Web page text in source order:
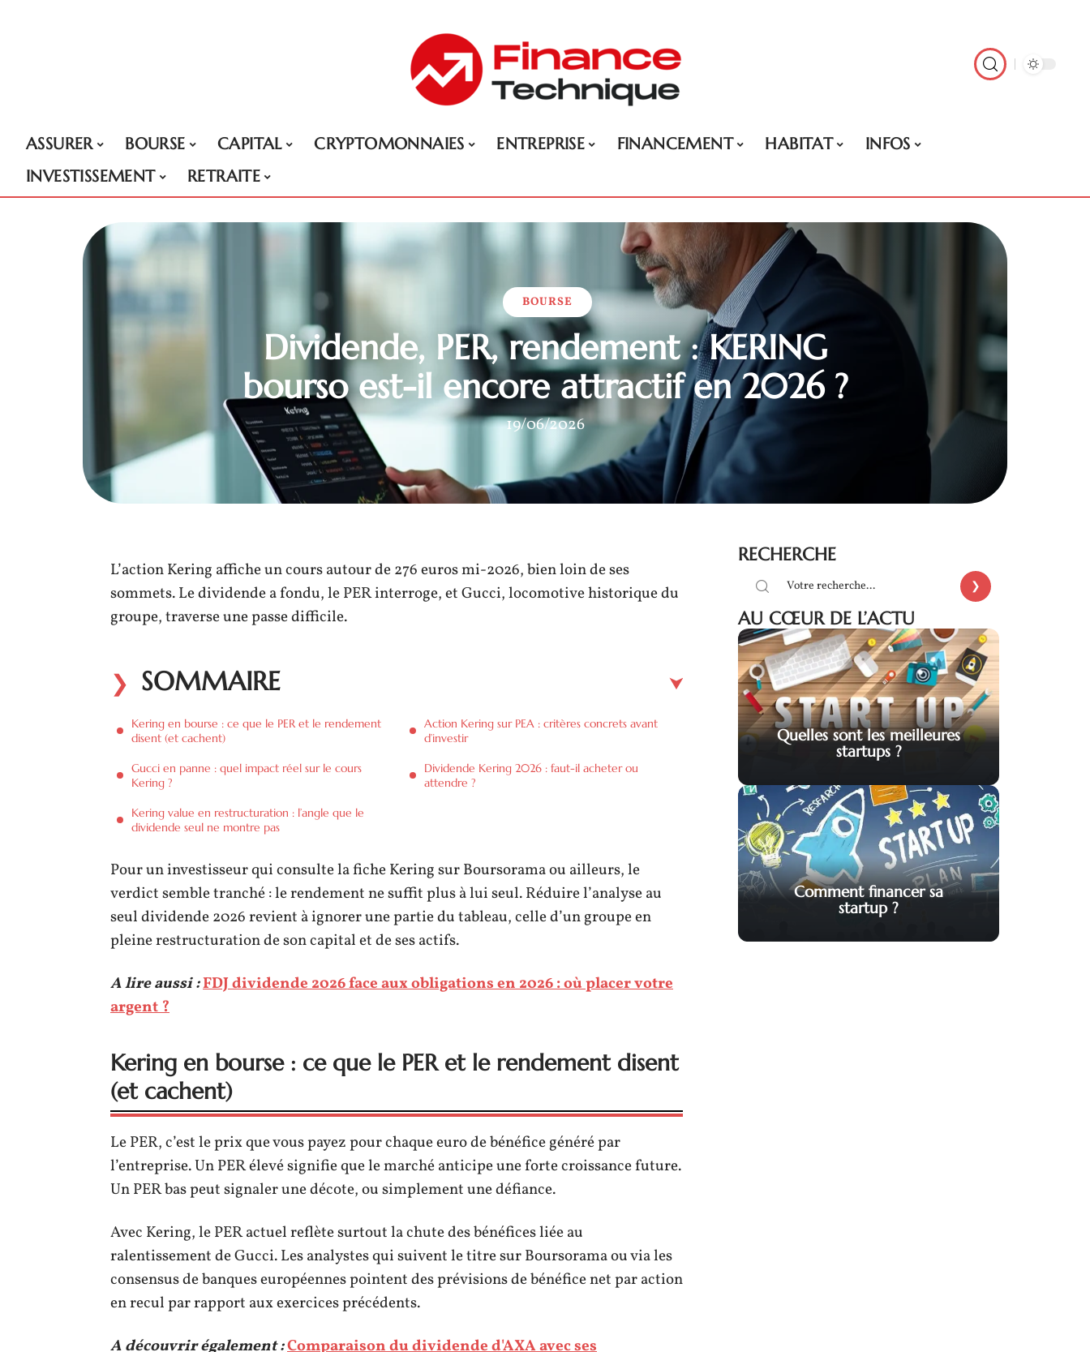
ASSURER BOURSE CAPITAL CRYPTOMONNAIES ENTREPRISE FINANCEMENT HABITAT
INFOS
INVESTISSEMENT
RETRAITE
BOURSE
Dividende, PER, rendement : KERING
bourso est-il encore attractif en 2026 ?
19/06/2026
L’action Kering affiche un cours autour de 276 euros mi-2026, bien loin de ses
sommets. Le dividende a fondu, le PER interroge, et Gucci, locomotive historique du
groupe, traverse une passe difficile.
SOMMAIRE
Kering en bourse : ce que le PER et le rendement
disent (et cachent)
Gucci en panne : quel impact réel sur le cours
Kering ?
Kering value en restructuration : l’angle que le
dividende seul ne montre pas
Action Kering sur PEA : critères concrets avant
d’investir
Dividende Kering 2026 : faut-il acheter ou
attendre ?
Pour un investisseur qui consulte la fiche Kering sur Boursorama ou ailleurs, le
verdict semble tranché : le rendement ne suffit plus à lui seul. Réduire l’analyse au
seul dividende 2026 revient à ignorer une partie du tableau, celle d’un groupe en
pleine restructuration de son capital et de ses actifs.
A lire aussi :FDJ dividende 2026 face aux obligations en 2026 : où placer votre
argent ?
Kering en bourse : ce que le PER et le rendement disent
(et cachent)
Le PER, c’est le prix que vous payez pour chaque euro de bénéfice généré par
l’entreprise. Un PER élevé signifie que le marché anticipe une forte croissance future.
Un PER bas peut signaler une décote, ou simplement une défiance.
Avec Kering, le PER actuel reflète surtout la chute des bénéfices liée au
ralentissement de Gucci. Les analystes qui suivent le titre sur Boursorama ou via les
consensus de banques européennes pointent des prévisions de bénéfice net par action
en recul par rapport aux exercices précédents.
A découvrir également :Comparaison du dividende d'AXA avec ses
RECHERCHE
AU CŒUR DE L’ACTU
Quelles sont les meilleures
startups ?
Comment financer sa
startup ?